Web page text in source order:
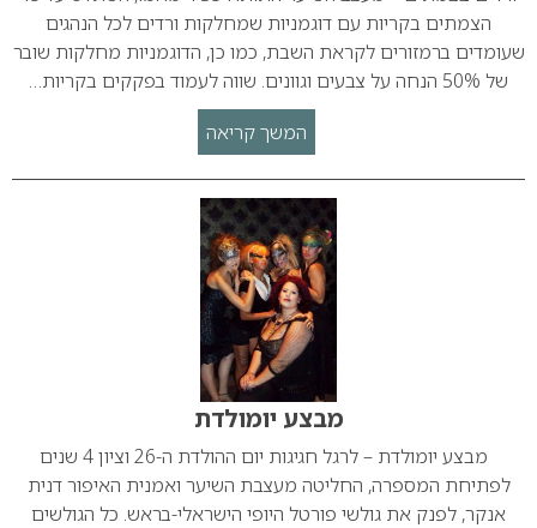
הצמתים בקריות עם דוגמניות שמחלקות ורדים לכל הנהגים
שעומדים ברמזורים לקראת השבת, כמו כן, הדוגמניות מחלקות שובר
של 50% הנחה על צבעים וגוונים. שווה לעמוד בפקקים בקריות…
המשך קריאה
מבצע יומולדת
מבצע יומולדת – לרגל חגיגות יום ההולדת ה-26 וציון 4 שנים
לפתיחת המספרה, החליטה מעצבת השיער ואמנית האיפור דנית
אנקר, לפנק את גולשי פורטל היופי הישראלי-בראש. כל הגולשים